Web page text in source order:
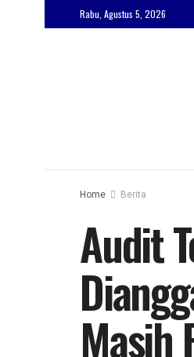
Rabu, Agustus 5, 2026
Home Berita
Audit
Masih